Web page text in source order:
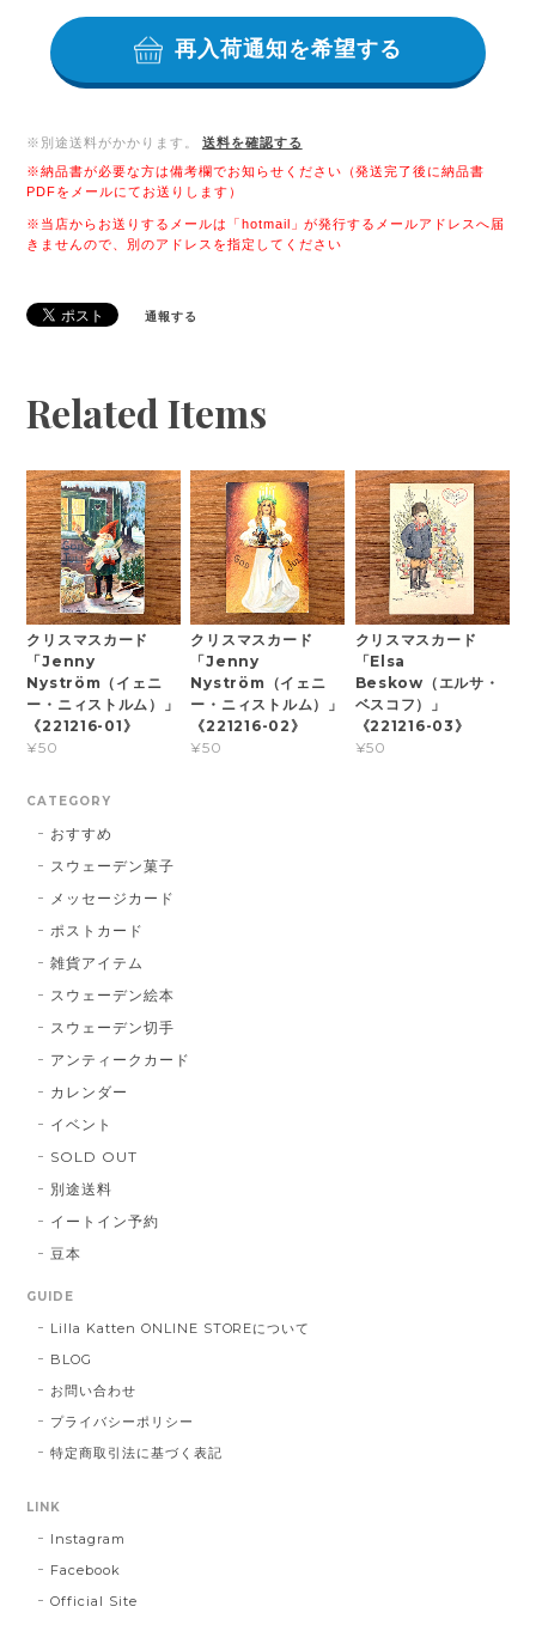
再入荷通知を希望する
※別途送料がかかります。
送料を確認する
※納品書が必要な方は備考欄でお知らせください（発送完了後に納品書
PDFをメールにてお送りします）
※当店からお送りするメールは「hotmail」が発行するメールアドレスへ届
きませんので、別のアドレスを指定してください
通報する
Related Items
クリスマスカード
「Jenny
Nyström（イェニ
ー・ニィストルム）」
《221216-01》
¥50
クリスマスカード
「Jenny
Nyström（イェニ
ー・ニィストルム）」
《221216-02》
¥50
クリスマスカード
「Elsa
Beskow（エルサ・
ベスコフ）」
《221216-03》
¥50
CATEGORY
おすすめ
スウェーデン菓子
メッセージカード
ポストカード
雑貨アイテム
スウェーデン絵本
スウェーデン切手
アンティークカード
カレンダー
イベント
SOLD OUT
別途送料
イートイン予約
豆本
GUIDE
Lilla Katten ONLINE STOREについて
BLOG
お問い合わせ
プライバシーポリシー
特定商取引法に基づく表記
LINK
Instagram
Facebook
Official Site